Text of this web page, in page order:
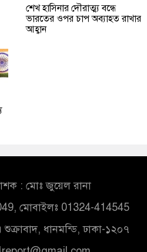
শেখ হাসিনার দৌরাত্ম্য বন্ধে
ভারতের ওপর চাপ অব্যাহত রাখার
আহ্বান
: মোঃ জুয়েল রানা
মোবাইলঃ 01324-414545
ধানমন্ডি, ঢাকা-১২০৭